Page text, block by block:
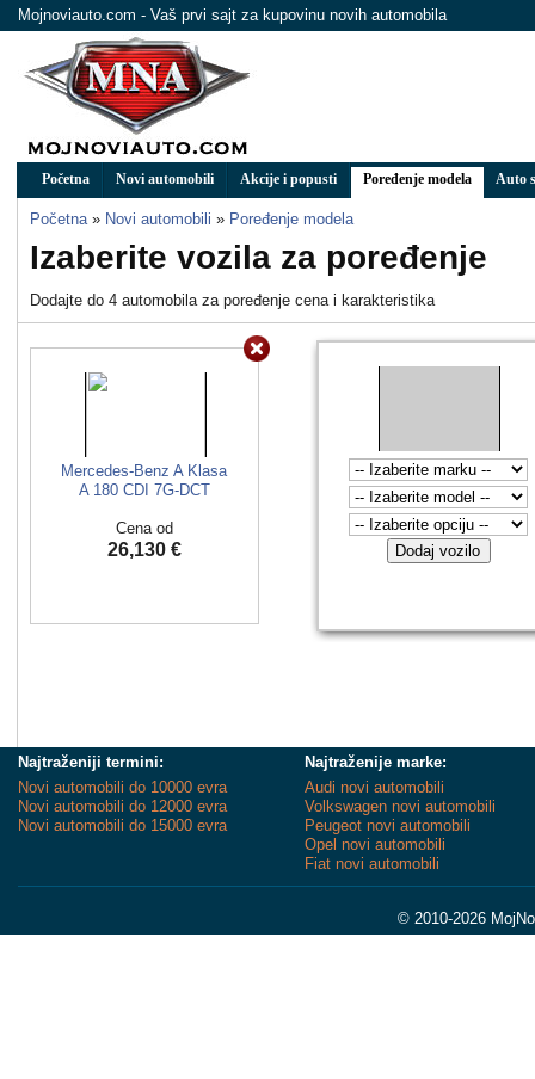
Mojnoviauto.com - Vaš prvi sajt za kupovinu novih automobila
Početna Novi automobili Akcije i popusti Poređenje modela Auto
Početna » Novi automobili » Poređenje modela
Izaberite vozila za poređenje
Dodajte do 4 automobila za poređenje cena i karakteristika
Mercedes-Benz A Klasa
A 180 CDI 7G-DCT
Cena od
26,130 € Dodaj vozilo
Najtraženiji termini:
Novi automobili do 10000 evra
Novi automobili do 12000 evra
Novi automobili do 15000 evra
Najtraženije marke:
Audi novi automobili
Volkswagen novi automobili
Peugeot novi automobili
Opel novi automobili
Fiat novi automobili
© 2010-2026